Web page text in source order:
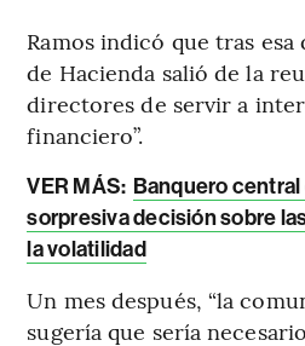
Ramos indicó que tras
de Hacienda salió de la
directores de servir a
financiero”.
VER MÁS: Banquero
sorpresiva decisión sobre
la volatilidad
Un mes después, “la
sugería que sería